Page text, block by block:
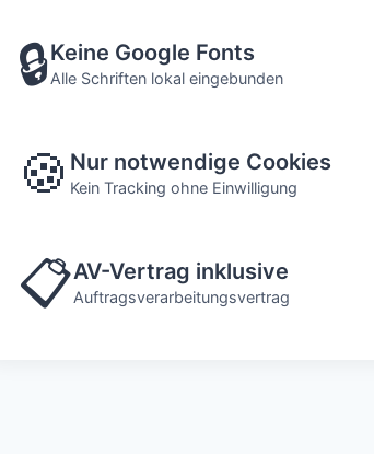
🔒Keine Google Fonts
Alle Schriften lokal eingebunden
🍪 Nur notwendige Cookies
Kein Tracking ohne Einwilligung
📋AV-Vertrag inklusive
Auftragsverarbeitungsvertrag